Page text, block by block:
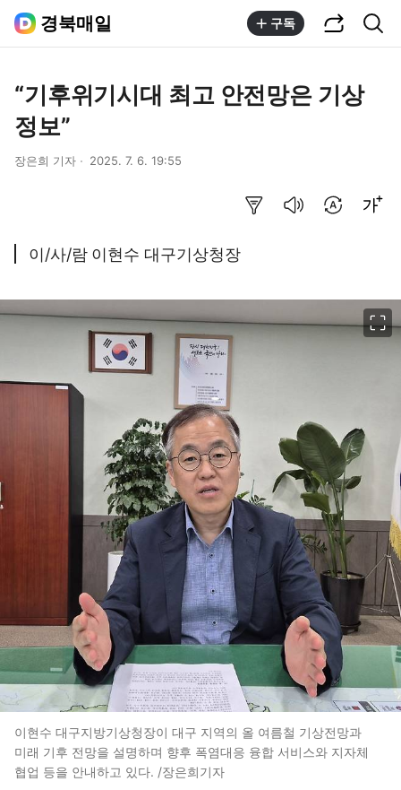
경북매일 구독
“기후위기시대 최고 안전망은 기상
정보”
장은희 기자 2025. 7. 6. 19:55
이/사/람 이현수 대구기상청장
이현수 대구지방기상청장이 대구 지역의 올 여름철 기상전망과
미래 기후 전망을 설명하며 향후 폭염대응 융합 서비스와 지자체
협업 등을 안내하고 있다. /장은희기자